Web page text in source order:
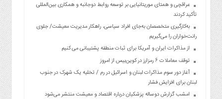
عراقچی و همتای موریتانیایی بر توسعه روابط دوجانبه و همکاری بین‌المللی
تأکید کردند
به‌کارگیری متخصصان به‌جای افراد سیاسی، راهکار مدیریت معیشت/ جلوی
رانت‌خواران را می‌گیریم
از مذاکرات ایران و آمریکا برای ثبات منطقه پشتیبانی می کنیم
توقف معاملات ۶ رمزارز در کوین‌بیس از امروز
آغاز دور سوم مذاکرات لبنان و اسرائیل در رم / تخلیه یک شهرک در جنوب
لبنان برای افزایش فشار
امشب گزارش دوساله پزشکیان درباره اقتصاد و معیشت منتشر می‌شود